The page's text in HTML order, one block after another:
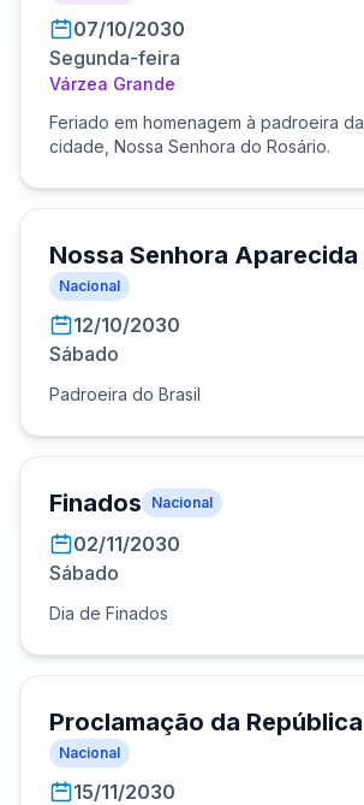
07/10/2030
Segunda-feira
Várzea Grande
Feriado em homenagem à padroeira da
cidade, Nossa Senhora do Rosário.
Nossa Senhora Aparecida
Nacional
12/10/2030
Sábado
Padroeira do Brasil
Finados Nacional
02/11/2030
Sábado
Dia de Finados
Proclamação da República
Nacional
15/11/2030